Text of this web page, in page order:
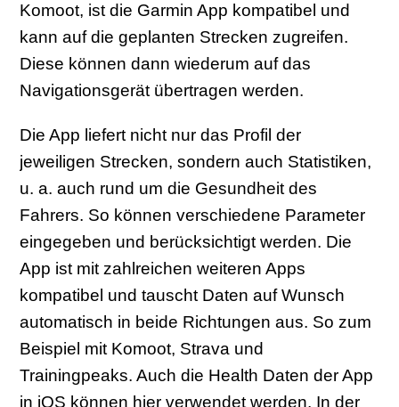
Komoot, ist die Garmin App kompatibel und
kann auf die geplanten Strecken zugreifen.
Diese können dann wiederum auf das
Navigationsgerät übertragen werden.
Die App liefert nicht nur das Profil der
jeweiligen Strecken, sondern auch Statistiken,
u. a. auch rund um die Gesundheit des
Fahrers. So können verschiedene Parameter
eingegeben und berücksichtigt werden. Die
App ist mit zahlreichen weiteren Apps
kompatibel und tauscht Daten auf Wunsch
automatisch in beide Richtungen aus. So zum
Beispiel mit Komoot, Strava und
Trainingpeaks. Auch die Health Daten der App
in iOS können hier verwendet werden. In der